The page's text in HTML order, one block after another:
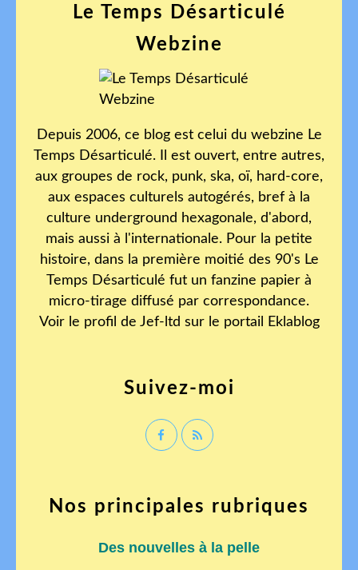
Le Temps Désarticulé
Webzine
Depuis 2006, ce blog est celui du webzine Le
Temps Désarticulé. Il est ouvert, entre autres,
aux groupes de rock, punk, ska, oï, hard-core,
aux espaces culturels autogérés, bref à la
culture underground hexagonale, d'abord,
mais aussi à l'internationale. Pour la petite
histoire, dans la première moitié des 90's Le
Temps Désarticulé fut un fanzine papier à
micro-tirage diffusé par correspondance.
Voir le profil de Jef-ltd sur le portail Eklablog
Suivez-moi
Nos principales rubriques
Des nouvelles à la pelle